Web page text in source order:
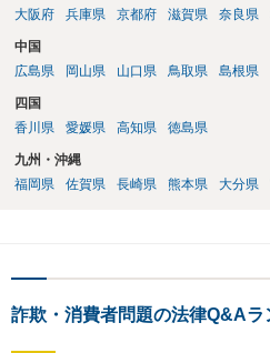
大阪府
兵庫県 京都府 滋賀県 奈良県
中国
広島県
岡山県 山口県 鳥取県 島根県
四国
香川県
愛媛県 高知県 徳島県
九州・沖縄
福岡県
佐賀県 長崎県 熊本県 大分県
詐欺・消費者問題の法律Q&Aラ